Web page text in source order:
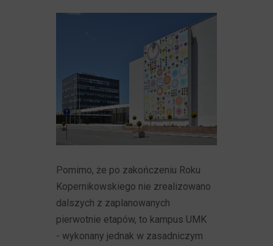
Pomimo, że po zakończeniu Roku
Kopernikowskiego nie zrealizowano
dalszych z zaplanowanych
pierwotnie etapów, to kampus UMK
- wykonany jednak w zasadniczym